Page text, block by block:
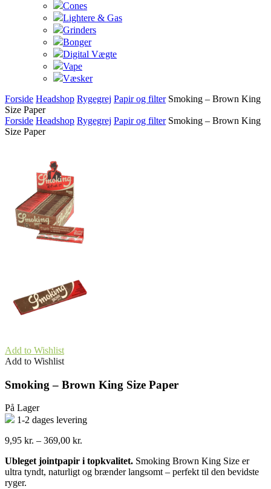
Cones
Lightere & Gas
Grinders
Bonger
Digital Vægte
Vape
Væsker
Forside Headshop Rygegrej Papir og filter Smoking – Brown King
Size Paper
Forside Headshop Rygegrej Papir og filter Smoking – Brown King
Size Paper
Add to Wishlist
Add to Wishlist
Smoking – Brown King Size Paper
På Lager
1-2 dages levering
9,95 kr. – 369,00 kr.
til
369,00 kr.
Ubleget jointpapir i topkvalitet. Smoking Brown King Size er
ultra tyndt, naturligt og brænder langsomt – perfekt til den bevidste
ryger.